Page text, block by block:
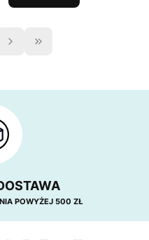
Przejdź do ostatniej
POWYŻEJ 500 ZŁ